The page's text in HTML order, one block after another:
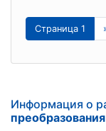
Страница 1
Информация о